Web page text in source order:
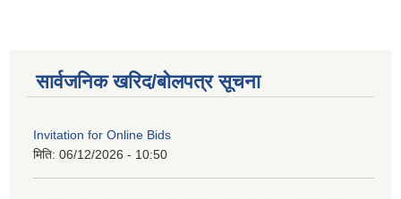
सार्वजनिक खरिद/बोलपत्र सूचना
Invitation for Online Bids
मिति: 06/12/2026 - 10:50